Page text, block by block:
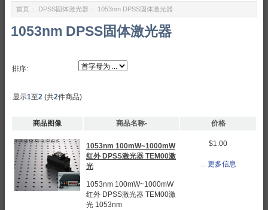
首页 :: DPSS固体激光器 :: 1053nm DPSS固体激光器
1053nm DPSS固体激光器
排序:
显示1至2 (共2件商品)
商品图像 商品名称- 价格
1053nm 100mW~1000mW
红外 DPSS激光器 TEM00激
光
1053nm 100mW~1000mW
红外 DPSS激光器 TEM00激
光 1053nm
$1.00
... 更多信息